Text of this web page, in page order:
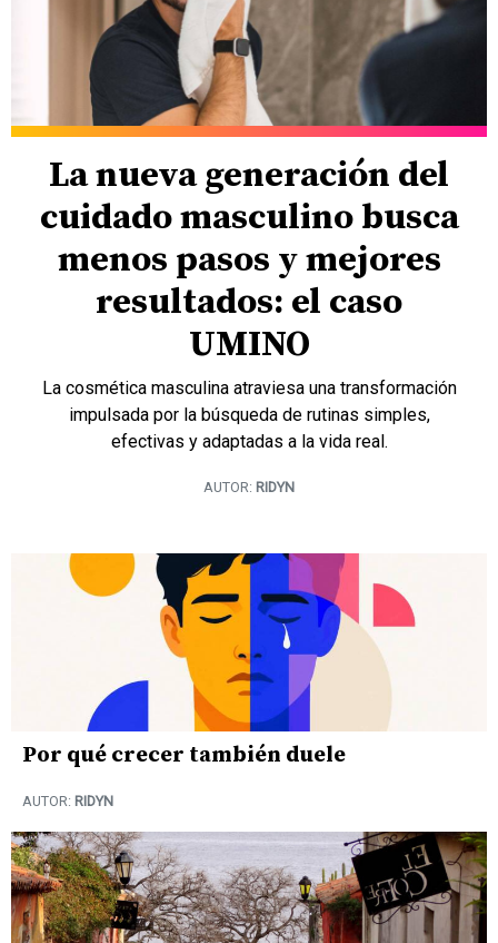
Por qué crecer también duele
AUTOR: RIDYN
La nueva generación del
cuidado masculino busca
menos pasos y mejores
resultados: el caso
UMINO
La cosmética masculina atraviesa una transformación
impulsada por la búsqueda de rutinas simples,
efectivas y adaptadas a la vida real.
AUTOR: RIDYN